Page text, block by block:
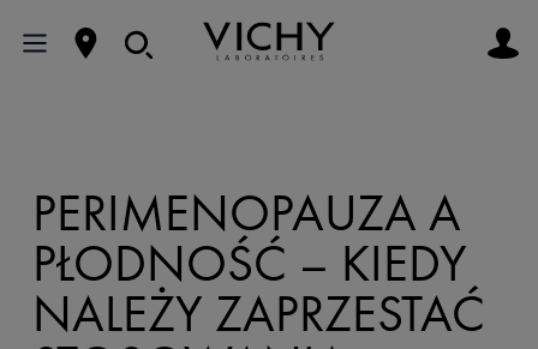
PERIMENOPAUZA A
PŁODNOŚĆ – KIEDY
NALEŻY ZAPRZESTAĆ